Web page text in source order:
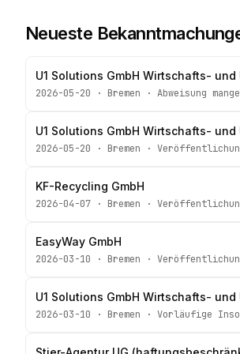
Neueste
U1 Solutions GmbH Wirtschafts-
2026-05-20 · Bremen · Abweisung
U1 Solutions GmbH Wirtschafts-
2026-05-20 · Bremen ·
KF-Recycling GmbH
2026-04-07 · Bremen ·
EasyWay GmbH
2026-03-10 · Bremen ·
U1 Solutions GmbH Wirtschafts-
2026-03-10 · Bremen · Vorläufige